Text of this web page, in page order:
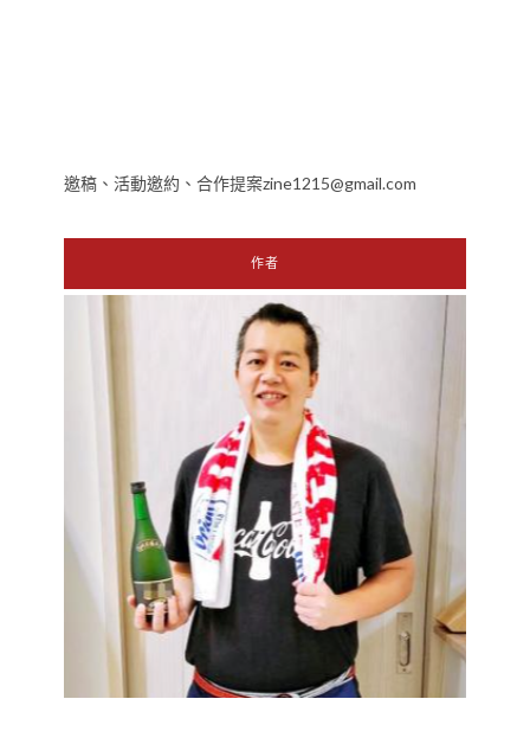
邀稿、活動邀約、合作提案zine1215@gmail.com
作者